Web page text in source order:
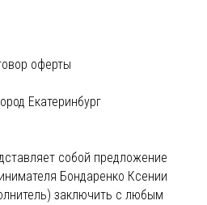
оферты
Екатеринбург
собой предложение
Бондаренко Ксении
заключить с любым